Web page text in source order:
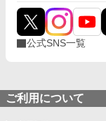
公式SNS一覧
ご利用について